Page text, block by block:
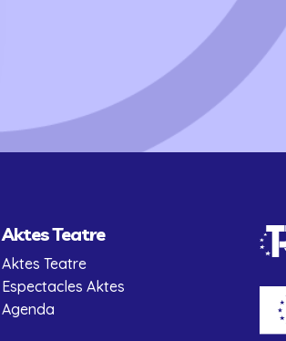
Aktes Teatre
Aktes Teatre
Espectacles Aktes
Agenda